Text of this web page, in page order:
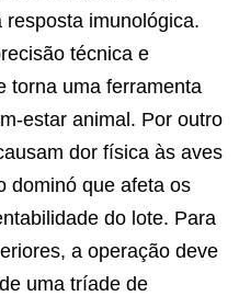
imunológica.
técnica e
torna uma ferramenta
estar animal. Por outro
dor física às aves
dominó que afeta os
do lote. Para
a operação deve
uma tríade de